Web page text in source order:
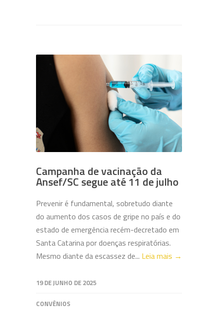
Campanha de vacinação da
Ansef/SC segue até 11 de julho
Prevenir é fundamental, sobretudo diante
do aumento dos casos de gripe no país e do
estado de emergência recém-decretado em
Santa Catarina por doenças respiratórias.
Mesmo diante da escassez de... Leia mais →
19 DE JUNHO DE 2025
CONVÊNIOS